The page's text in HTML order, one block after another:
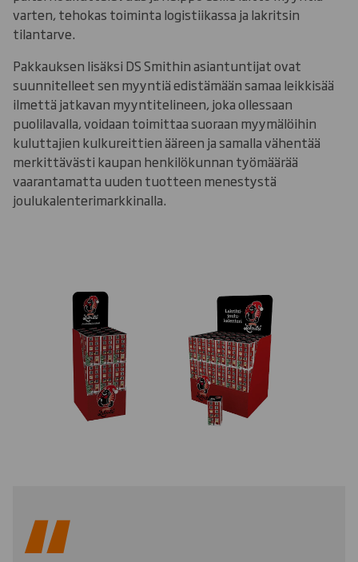
varten, tehokas toiminta logistiikassa ja lakritsin
tilantarve.
Pakkauksen lisäksi DS Smithin asiantuntijat ovat
suunnitelleet sen myyntiä edistämään samaa leikkisää
ilmettä jatkavan myyntitelineen, joka ollessaan
puolilavalla, voidaan toimittaa suoraan myymälöihin
kuluttajien kulkureittien ääreen ja samalla vähentää
merkittävästi kaupan henkilökunnan työmäärää
vaarantamatta uuden tuotteen menestystä
joulukalenterimarkkinalla.